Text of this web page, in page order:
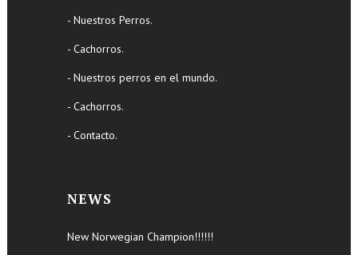
- Nuestros Perros.
- Cachorros.
- Nuestros perros en el mundo.
- Cachorros.
- Contacto.
NEWS
New Norwegian Champion!!!!!!